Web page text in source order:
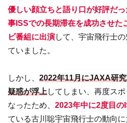
優しい顔立ちと語り口が好評だ
事ISSでの長期滞在を成功させた
ビ番組に出演して、宇宙飛行士
ていました。
しかし、 2022年11月にJAXA研
疑惑が浮上してしまい、再度ス
なったため、 2023年中に2度目の
ている古川聡宇宙飛行士の動向